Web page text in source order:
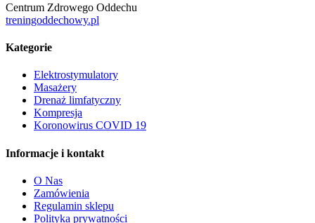
Centrum Zdrowego Oddechu
treningoddechowy.pl
Kategorie
Elektrostymulatory
Masażery
Drenaż limfatyczny
Kompresja
Koronowirus COVID 19
Informacje i kontakt
O Nas
Zamówienia
Regulamin sklepu
Polityka prywatności